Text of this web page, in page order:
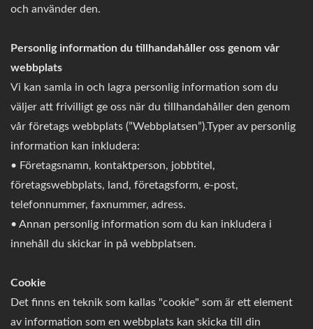
och använder den.
Personlig information du tillhandahåller oss genom vår
webbplats
Vi kan samla in och lagra personlig information som du
väljer att frivilligt ge oss när du tillhandahåller den genom
vår företags webbplats (”Webbplatsen”).Typer av personlig
information kan inkludera:
• Företagsnamn, kontaktperson, jobbtitel,
företagswebbplats, land, företagsform, e-post,
telefonnummer, faxnummer, adress.
• Annan personlig information som du kan inkludera i
innehåll du skickar in på webbplatsen.
Cookie
Det finns en teknik som kallas "cookie" som är ett element
av information som en webbplats kan skicka till din